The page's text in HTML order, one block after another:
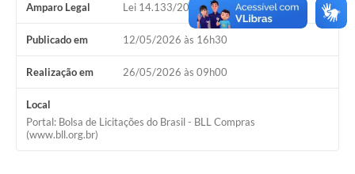
Amparo Legal Lei 14.133/2021, Art 28, I
Publicado em 12/05/2026 às 16h30
Realização em 26/05/2026 às 09h00
Local
Portal: Bolsa de Licitações do Brasil - BLL Compras
(www.bll.org.br)